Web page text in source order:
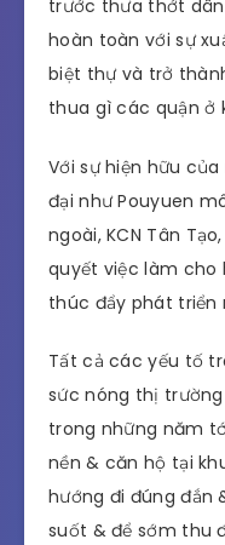
trước thưa thớt
hoàn toàn với sự
biệt thự và trở
thua gì các quận ở
Với sự hiện hữu
đại như Pouyuen
ngoài, KCN Tân
quyết việc làm cho
thúc đẩy phát triển
Tất cả các yếu tố
sức nóng thị trường
trong những năm
nền & căn hộ tại
hướng đi đúng đắn
suốt & để sớm thu